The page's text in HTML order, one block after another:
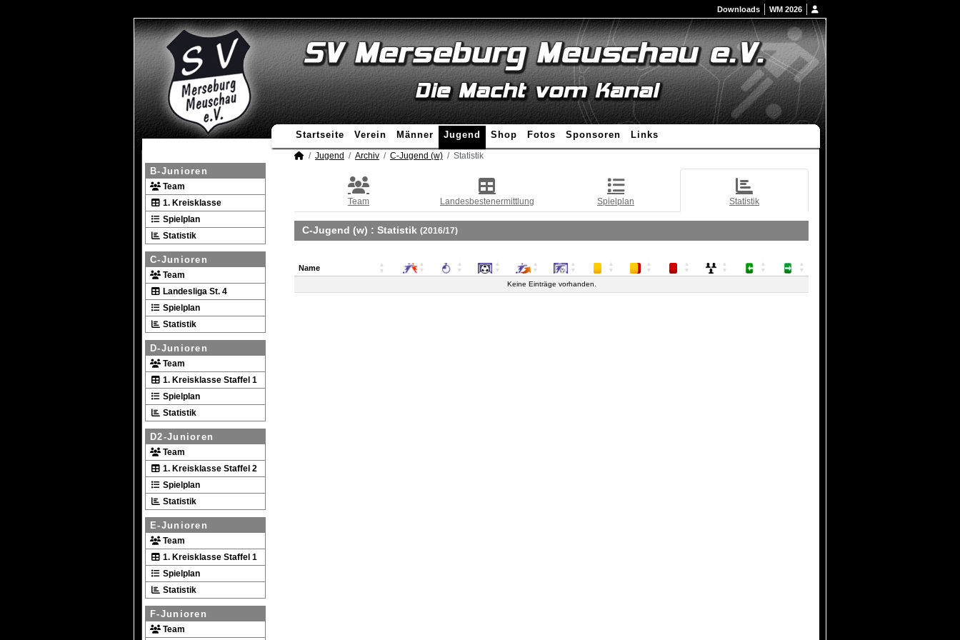
Downloads WM 2026
Startseite Verein Männer Jugend Shop Fotos Sponsoren Links
B-Junioren
Team
1. Kreisklasse
Spielplan
Statistik
C-Junioren
Team
Landesliga St. 4
Spielplan
Statistik
D-Junioren
Team
1. Kreisklasse Staffel 1
Spielplan
Statistik
D2-Junioren
Team
1. Kreisklasse Staffel 2
Spielplan
Statistik
E-Junioren
Team
1. Kreisklasse Staffel 1
Spielplan
Statistik
F-Junioren
Team
Jugend Archiv C-Jugend (w) Statistik
Team Landesbestenermittlung Spielplan Statistik
C-Jugend (w) : Statistik (2016/17)
Name
Keine Einträge vorhanden.